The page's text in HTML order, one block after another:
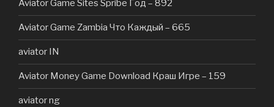
Aviator Game Sites Spribe Год – 892
Aviator Game Zambia Что Каждый – 665
aviator IN
Aviator Money Game Download Краш Игре – 159
aviator ng